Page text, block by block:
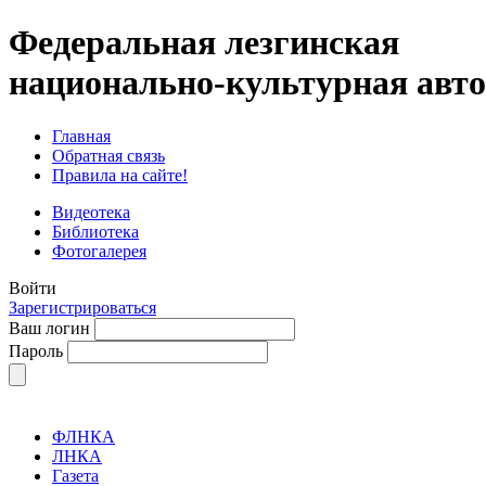
Федеральная лезгинская
национально-культурная
Главная
Обратная связь
Правила на сайте!
Видеотека
Библиотека
Фотогалерея
Войти
Зарегистрироваться
Ваш логин
Пароль
ФЛНКА
ЛНКА
Газета